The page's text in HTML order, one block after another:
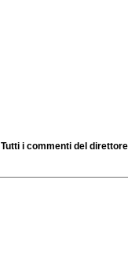
Tutti i commenti del direttore